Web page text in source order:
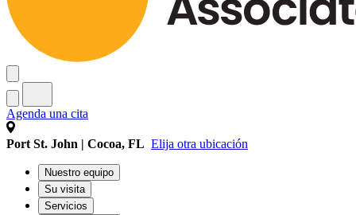
Agenda una cita
Port St. John | Cocoa, FL Elija otra ubicación
Nuestro equipo
Su visita
Servicios